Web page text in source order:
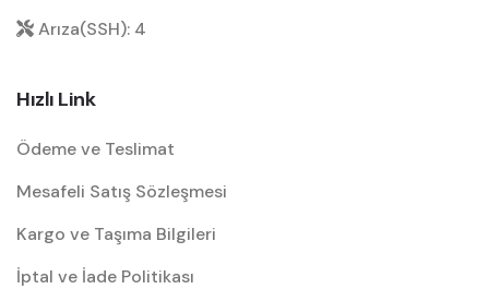
Arıza(SSH): 4
Hızlı Link
Ödeme ve Teslimat
Mesafeli Satış Sözleşmesi
Kargo ve Taşıma Bilgileri
İptal ve İade Politikası